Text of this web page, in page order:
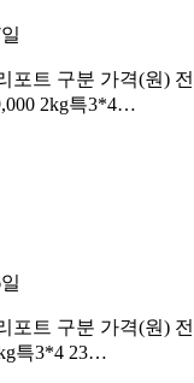
포트 구분 가격(원)
2kg특3*4…
포트 구분 가격(원)
특3*4 23…